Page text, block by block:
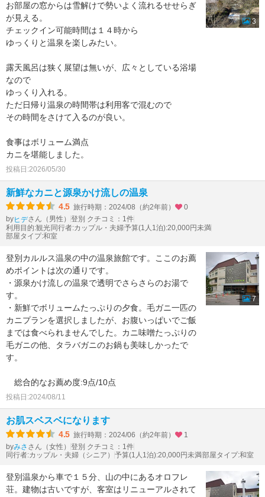
お部屋の窓からは雪解けで勢いよく流れるせせらぎ
が見える。
チェックイン可能時間は１４時から
ゆっくりと温泉を楽しみたい。
露天風呂は狭く展望は無いが、広々としている浴場
なので
ゆっくり入れる。
ただ日帰り温泉の時間帯は利用客で混むので
その時間をさけて入るのが良い。
食事はボリューム満点
カニを堪能しました。
投稿日:2026/05/30
3
新鮮なカニと源泉かけ流しの温泉
4.5 旅行時期：2024/08（約2年前）
0
byヒデさん（男性） 登別 クチコミ：1件
利用目的:観光同行者:カップル・夫婦予算(1人1泊):20,000円未満
部屋タイプ:和室
登別カルルス温泉の中の温泉旅館です。ここのお薦
めポイントは次の通りです。
・源泉かけ流しの温泉で透明でさらさらのお湯で
す。
・新鮮でボリュームたっぷりの夕食。毛ガニ一匹の
カニプランを選択しましたが、お腹いっぱいでご飯
までは食べられませんでした。カニ味噌たっぷりの
毛ガニの他、タラバガニのお鍋も美味しかったで
す。
総合的なお薦め度:9点/10点
投稿日:2024/08/11
7
お肌スベスベになります
4.5 旅行時期：2024/06（約2年前）
1
byみさ さん（女性） 登別 クチコミ：1件
同行者:カップル・夫婦（シニア） 予算(1人1泊):20,000円未満部屋タイプ:和室
登別温泉から車で１５分、山の中にあるオロフレ
荘。建物は古いですが、客室はリニューアルされて